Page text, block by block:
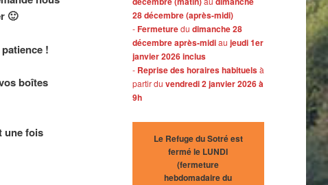
🙂
!
boîtes
une fois
28 décembre (après-midi)
-Fermeturedu dimanche 28
décembre après-midiau jeudi 1er
janvier 2026 inclus
- Reprise des horaires habituelsà
partir du vendredi 2 janvier 2026 à
9h
Le Refuge du Sotré est
fermé le LUNDI
(fermeture
hebdomadaire du